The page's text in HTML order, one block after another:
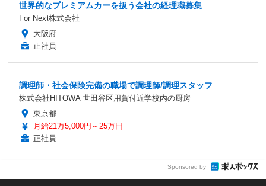
世界的なプレミアムカーを扱う会社の経理職募集
For Next株式会社
大阪府
正社員
調理師・社会保険完備の職場で調理師/調理スタッフ
株式会社HITOWA 世田谷区用賀付近学校内の厨房
東京都
月給21万5,000円～25万円
正社員
Sponsored by